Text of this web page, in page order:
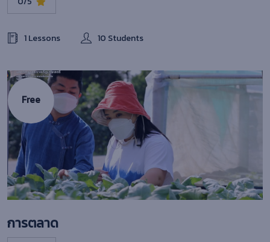
1 Lessons 10 Students
Free
การตลาด